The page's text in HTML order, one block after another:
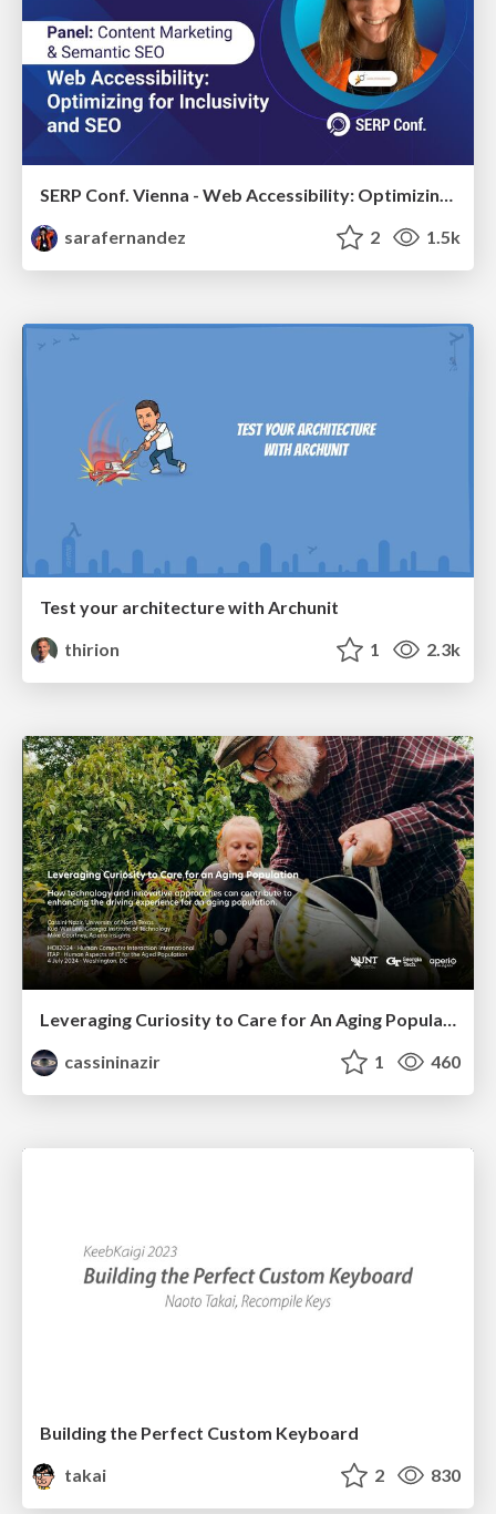
sarafernandez
2 1.5k
Test your architecture with Archunit
thirion
1 2.3k
Leveraging Curiosity to Care for An Aging Population
cassininazir
1 460
Building the Perfect Custom Keyboard
takai
2 830